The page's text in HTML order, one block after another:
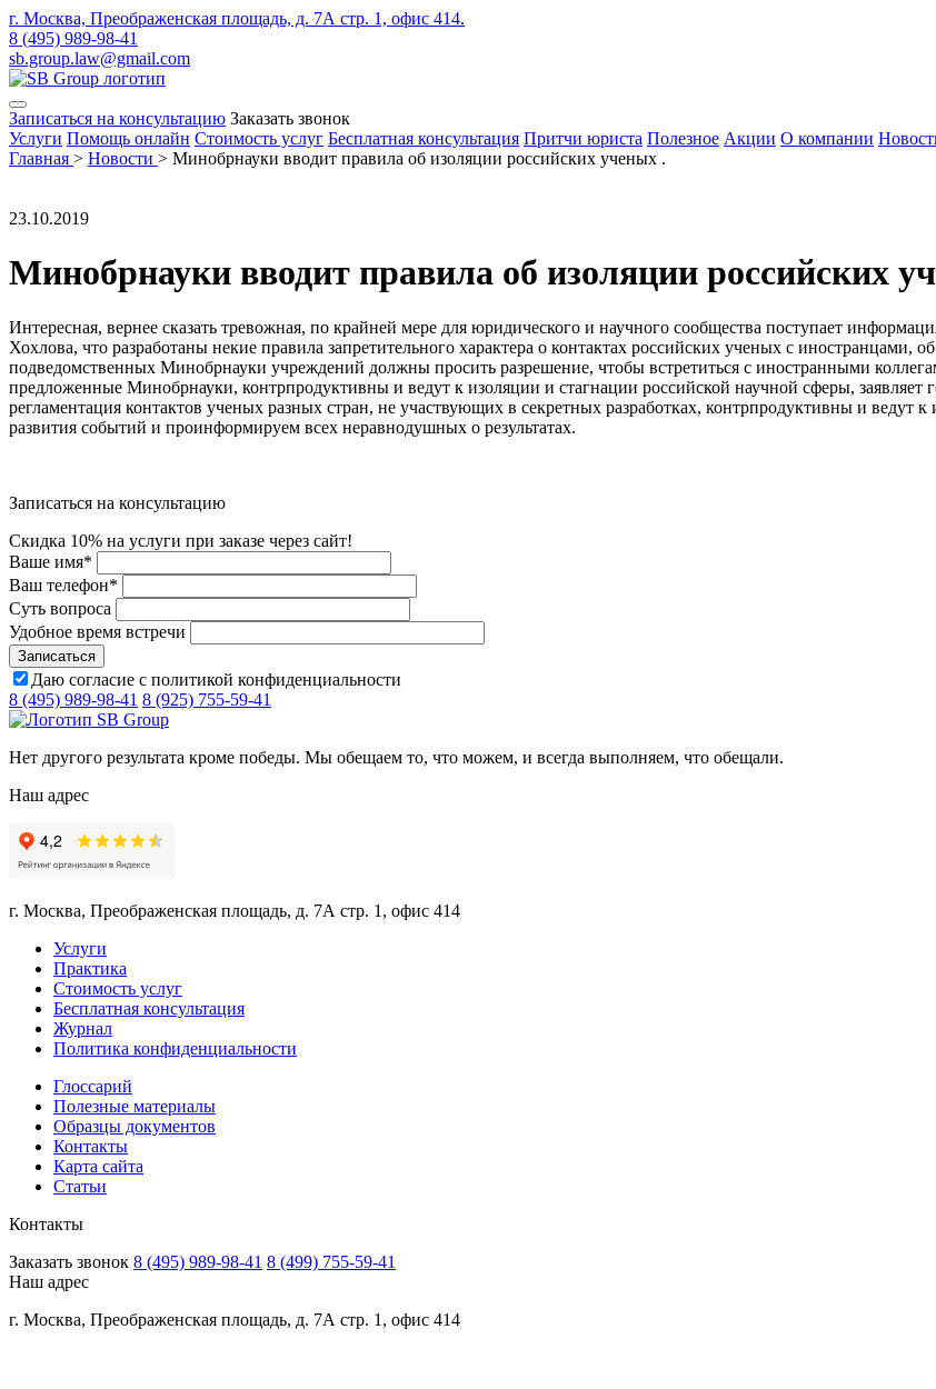
г. Москва, Преображенская площадь, д. 7А стр. 1, офис 414.
8 (495) 989-98-41
sb.group.law@gmail.com
Записаться на консультацию Заказать звонок
Услуги Помощь онлайн Стоимость услуг Бесплатная консультация Притчи юриста Полезное Акции О компании
Главная > Новости > Минобрнауки вводит правила об изоляции российских ученых .
23.10.2019
Минобрнауки вводит правила об изоляции российских
Интересная, вернее сказать тревожная, по крайней мере для юридического и научного сообщества поступает
Хохлова, что разработаны некие правила запретительного характера о контактах российских ученых с
подведомственных Минобрнауки учреждений должны просить разрешение, чтобы встретиться с иностранными
предложенные Минобрнауки, контрпродуктивны и ведут к изоляции и стагнации российской научной сферы,
регламентация контактов ученых разных стран, не участвующих в секретных разработках, контрпродуктивны и ведут
развития событий и проинформируем всех неравнодушных о результатах.
Записаться на консультацию
Скидка 10% на услуги при заказе через сайт!
Ваше имя*
Ваш телефон*
Суть вопроса
Удобное время встречи
Даю согласие с политикой конфиденциальности
8 (495) 989-98-41 8 (925) 755-59-41
Нет другого результата кроме победы. Мы обещаем то, что можем, и всегда выполняем, что обещали.
Наш адрес
г. Москва, Преображенская площадь, д. 7А стр. 1, офис 414
Услуги
Практика
Стоимость услуг
Бесплатная консультация
Журнал
Политика конфиденциальности
Глоссарий
Полезные материалы
Образцы документов
Контакты
Карта сайта
Статьи
Контакты
Заказать звонок 8 (495) 989-98-41 8 (499) 755-59-41
Наш адрес
г. Москва, Преображенская площадь, д. 7А стр. 1, офис 414